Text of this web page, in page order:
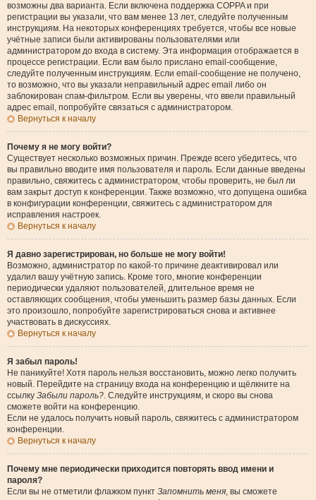
возможны два варианта. Если включена поддержка COPPA и при
регистрации вы указали, что вам менее 13 лет, следуйте полученным
инструкциям. На некоторых конференциях требуется, чтобы все новые
учётные записи были активированы пользователями или
администратором до входа в систему. Эта информация отображается в
процессе регистрации. Если вам было прислано email-сообщение,
следуйте полученным инструкциям. Если email-сообщение не получено,
то возможно, что вы указали неправильный адрес email либо он
заблокирован спам-фильтром. Если вы уверены, что ввели правильный
адрес email, попробуйте связаться с администратором.
Вернуться к началу
Почему я не могу войти?
Существует несколько возможных причин. Прежде всего убедитесь, что
вы правильно вводите имя пользователя и пароль. Если данные введены
правильно, свяжитесь с администратором, чтобы проверить, не был ли
вам закрыт доступ к конференции. Также возможно, что допущена ошибка
в конфигурации конференции, свяжитесь с администратором для
исправления настроек.
Вернуться к началу
Я давно зарегистрирован, но больше не могу войти!
Возможно, администратор по какой-то причине деактивировал или
удалил вашу учётную запись. Кроме того, многие конференции
периодически удаляют пользователей, длительное время не
оставляющих сообщения, чтобы уменьшить размер базы данных. Если
это произошло, попробуйте зарегистрироваться снова и активнее
участвовать в дискуссиях.
Вернуться к началу
Я забыл пароль!
Не паникуйте! Хотя пароль нельзя восстановить, можно легко получить
новый. Перейдите на страницу входа на конференцию и щёлкните на
ссылку Забыли пароль?. Следуйте инструкциям, и скоро вы снова
сможете войти на конференцию.
Если не удалось получить новый пароль, свяжитесь с администратором
конференции.
Вернуться к началу
Почему мне периодически приходится повторять ввод имени и
пароля?
Если вы не отметили флажком пункт Запомнить меня, вы сможете